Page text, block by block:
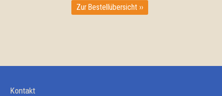
Zur Bestellübersicht ››
Kontakt